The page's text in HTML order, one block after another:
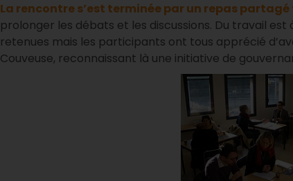
La rencontre s’est terminée par un repas
prolonger les débats et les discussions. Du travail
retenues mais les participants ont tous apprécié
Couveuse, reconnaissant là une initiative de